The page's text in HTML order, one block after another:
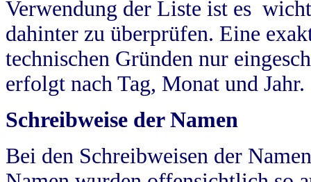
Verwendung der Liste ist es
dahinter zu überprüfen. Eine
technischen Gründen nur
erfolgt nach Tag, Monat und Jahr.
Schreibweise der Namen
Bei den Schreibweisen der